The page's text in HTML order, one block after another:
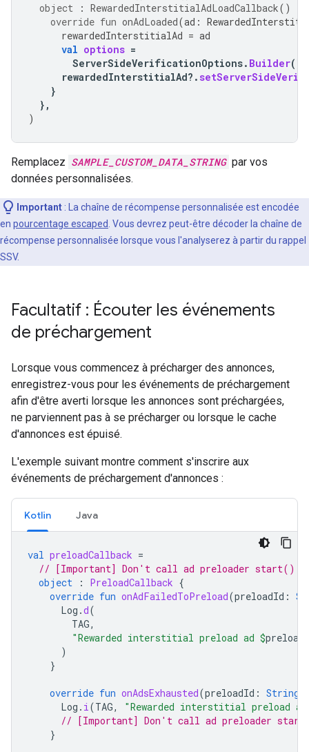
object
: RewardedInterstitialAdLoadCallback()
override fun onAdLoaded(ad :
rewardedInterstitialAd = ad
val options =
ServerSideVerificationOptions. Builder().
rewardedInterstitialAd?.
}
},
)
Remplacez SAMPLE_CUSTOM_DATA_STRING par vos
données personnalisées.
Important : La chaîne de récompense personnalisée est encodée
en pourcentage escaped . Vous devrez peut-être décoder la chaîne de
récompense personnalisée lorsque vous l'analyserez à partir du rappel
SSV.
Facultatif : Écouter les événements
de préchargement
Lorsque vous commencez à précharger des annonces,
enregistrez-vous pour les événements de préchargement
afin d'être averti lorsque les annonces sont préchargées,
ne parviennent pas à se précharger ou lorsque le cache
d'annonces est épuisé.
L'exemple suivant montre comment s'inscrire aux
événements de préchargement d'annonces :
Kotlin Java
val preloadCallback =
// [Important] Don't call ad preloader start()
object
: PreloadCallback {
override fun onAdFailedToPreload(preloadId :
Log .d(
TAG,
"Rewarded interstitial preload ad $
)
}
override fun onAdsExhausted(preloadId : String
Log . i(TAG,
"Rewarded interstitial preload
// [Important] Don't call ad preloader
}